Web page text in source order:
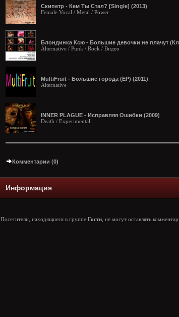
Скипетр - Кем Ты Стал? [Single] (2013)
Female Vocal / Metal / Power
Блондинка Ксю - Большие девочки не плачут
Alternative / Punk / Rock / Видео
MultiFruit - Большие города (EP) (2011)
Alternative
INNER PLAGUE - Исправляя Ошибки (2009)
Death / Experimental
Комментарии (0)
Информация
Посетители, находящиеся в группе Гости , не могут оставлять